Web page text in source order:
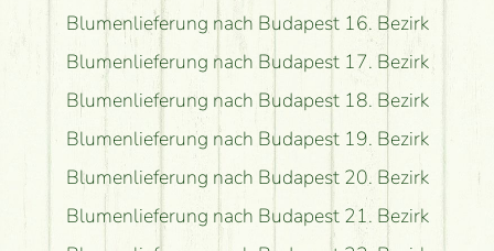
Blumenlieferung nach Budapest 16. Bezirk
Blumenlieferung nach Budapest 17. Bezirk
Blumenlieferung nach Budapest 18. Bezirk
Blumenlieferung nach Budapest 19. Bezirk
Blumenlieferung nach Budapest 20. Bezirk
Blumenlieferung nach Budapest 21. Bezirk